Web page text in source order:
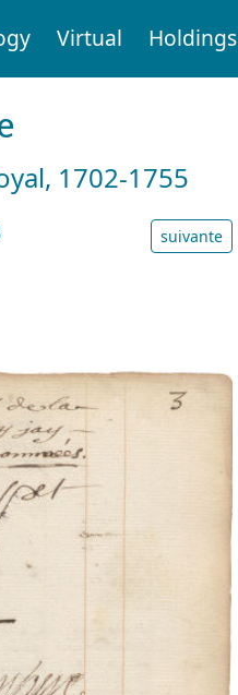
Virtual Holdings
1702-1755
suivante